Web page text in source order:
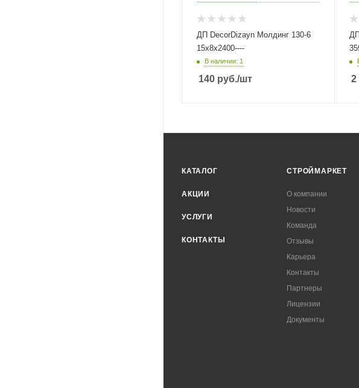
ДП DecorDizayn Молдинг 130-6
15х8х2400----
В наличии: 1
140 руб./шт 2
КАТАЛОГ
АКЦИИ
УСЛУГИ
КОНТАКТЫ
СТРОЙМАРКЕТ
О компании
Новости
Команда
Отзывы
Карьера
Контакты
Партнеры
Лицензии
Документы